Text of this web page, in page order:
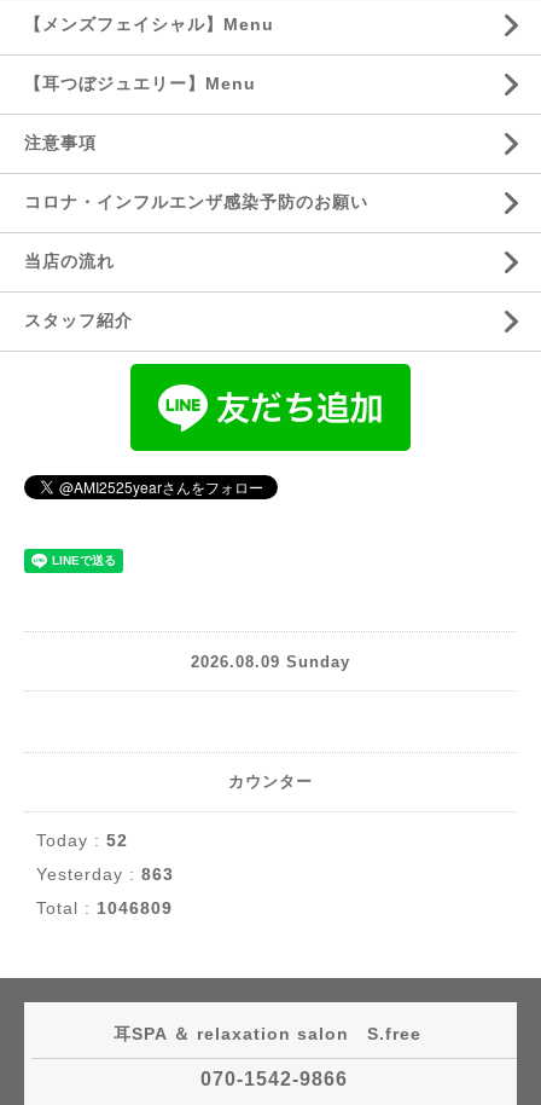
【メンズフェイシャル】Menu
【耳つぼジュエリー】Menu
注意事項
コロナ・インフルエンザ感染予防のお願い
当店の流れ
スタッフ紹介
2026.08.09 Sunday
カウンター
Today : 52
Yesterday : 863
Total : 1046809
耳SPA ＆ relaxation salon S.free
070-1542-9866